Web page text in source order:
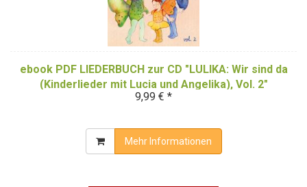
ebook PDF LIEDERBUCH zur CD "LULIKA: Wir sind da
(Kinderlieder mit Lucia und Angelika), Vol. 2"
(Download-Album)
9,99 € *
Mehr Informationen